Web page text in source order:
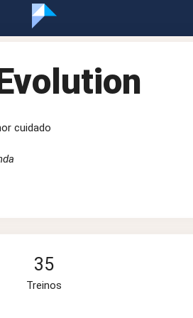
cuidado
35
Treinos